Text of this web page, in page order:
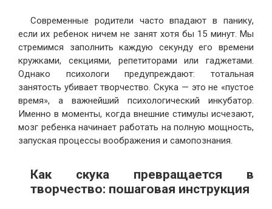
Современные родители часто впадают в панику,
если их ребенок ничем не занят хотя бы 15 минут. Мы
стремимся заполнить каждую секунду его времени
кружками, секциями, репетиторами или гаджетами.
Однако психологи предупреждают: тотальная
занятость убивает творчество. Скука — это не «пустое
время», а важнейший психологический инкубатор.
Именно в моменты, когда внешние стимулы исчезают,
мозг ребенка начинает работать на полную мощность,
запуская процессы воображения и самопознания.
Как скука превращается в
творчество: пошаговая инструкция